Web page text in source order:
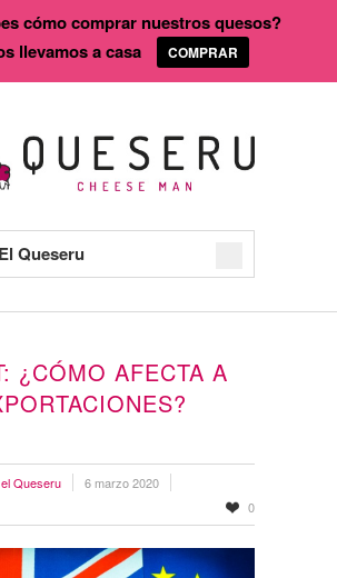
Queseru
¿CÓMO AFECTA A
Queseru
6 marzo 2020
0
cómo comprar nuestros quesos?
llevamos a casa
COMPRAR